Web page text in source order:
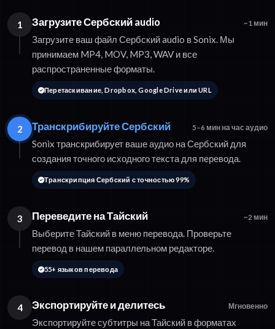
1 Загрузите Сербский audio ~1 мин
Загрузите ваш файл Сербский audio в Sonix. Мы
принимаем MP4, MOV, MP3, WAV и все
распространенные форматы.
Перетаскивание, Dropbox, Google Drive или URL
2 Транскрибируйте Сербский 5–6 мин на час аудио
Sonix транскрибирует ваше аудио на Сербский для
создания точного исходного текста для перевода.
Транскрипция Сербский с точностью 99%
3 Переведите на Тайский ~2 мин
Выберите Тайский в меню перевода. Проверьте
перевод в нашем параллельном редакторе.
55+ языков перевода
4 Экспортируйте и делитесь Мгновенно
Экспортируйте субтитры на Тайский в форматах